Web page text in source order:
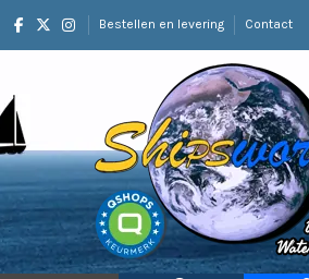
Bestellen en levering Contact